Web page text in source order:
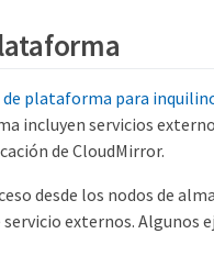
plataforma para
incluyen servicios
de CloudMirror.
desde los nodos de
servicio externos.